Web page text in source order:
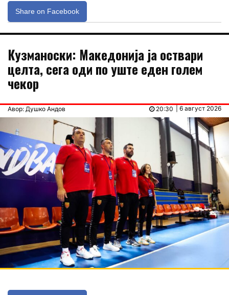
Share on Facebook
Кузманоски: Македонија ја оствари
целта, сега оди по уште еден голем
чекор
Авор: Душко Андов | 6 август 2026
20:30